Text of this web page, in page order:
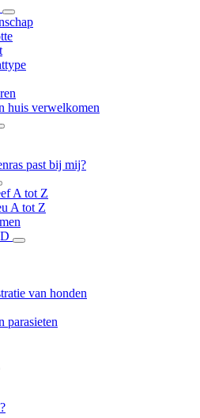
huis verwelkomen
past bij mij?
A tot Z
A tot Z
van honden
parasieten